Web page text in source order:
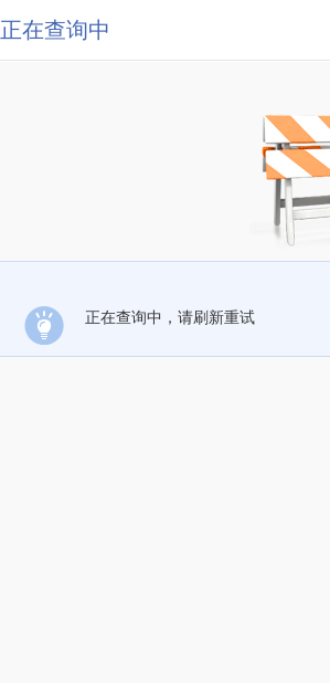
正在查询中
正在查询中，请刷新重试